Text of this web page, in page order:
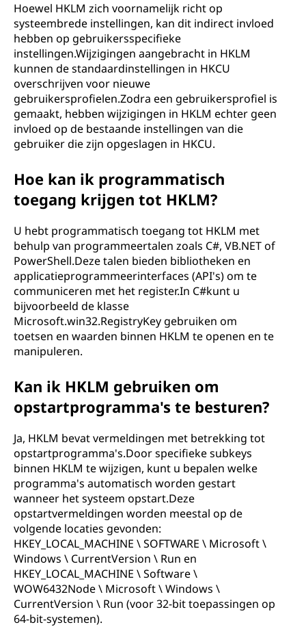
Hoewel HKLM zich voornamelijk richt op
systeembrede instellingen, kan dit indirect invloed
hebben op gebruikersspecifieke
instellingen.Wijzigingen aangebracht in HKLM
kunnen de standaardinstellingen in HKCU
overschrijven voor nieuwe
gebruikersprofielen.Zodra een gebruikersprofiel is
gemaakt, hebben wijzigingen in HKLM echter geen
invloed op de bestaande instellingen van die
gebruiker die zijn opgeslagen in HKCU.
Hoe kan ik programmatisch
toegang krijgen tot HKLM?
U hebt programmatisch toegang tot HKLM met
behulp van programmeertalen zoals C#, VB.NET of
PowerShell.Deze talen bieden bibliotheken en
applicatieprogrammeerinterfaces (API's) om te
communiceren met het register.In C#kunt u
bijvoorbeeld de klasse
Microsoft.win32.RegistryKey gebruiken om
toetsen en waarden binnen HKLM te openen en te
manipuleren.
Kan ik HKLM gebruiken om
opstartprogramma's te besturen?
Ja, HKLM bevat vermeldingen met betrekking tot
opstartprogramma's.Door specifieke subkeys
binnen HKLM te wijzigen, kunt u bepalen welke
programma's automatisch worden gestart
wanneer het systeem opstart.Deze
opstartvermeldingen worden meestal op de
volgende locaties gevonden:
HKEY_LOCAL_MACHINE \ SOFTWARE \ Microsoft \
Windows \ CurrentVersion \ Run en
HKEY_LOCAL_MACHINE \ Software \
WOW6432Node \ Microsoft \ Windows \
CurrentVersion \ Run (voor 32-bit toepassingen op
64-bit-systemen).